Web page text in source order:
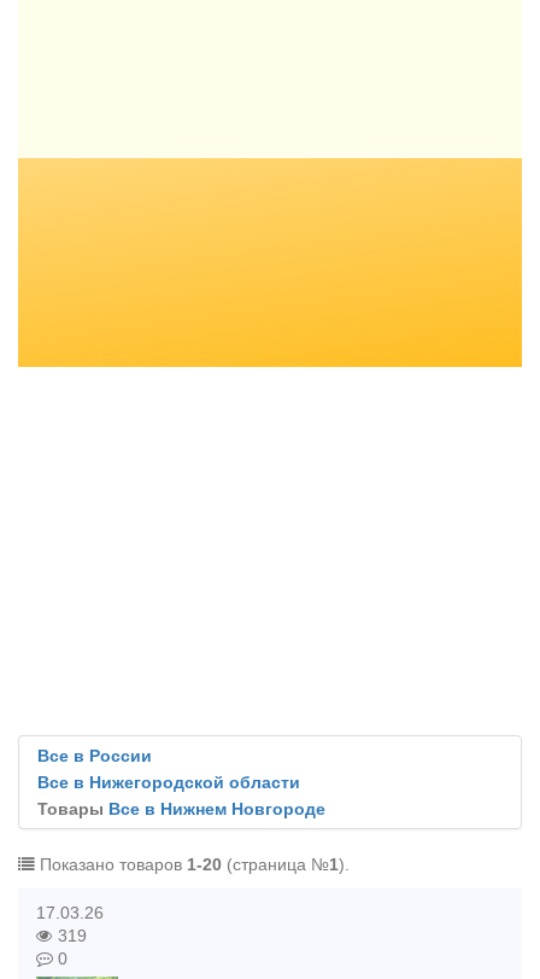
Все в России
Все в Нижегородской области
Товары Все в Нижнем Новгороде
Показано товаров 1-20 (страница №1).
17.03.26
319
0